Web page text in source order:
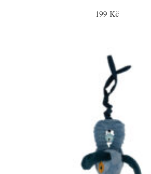
199 Kč